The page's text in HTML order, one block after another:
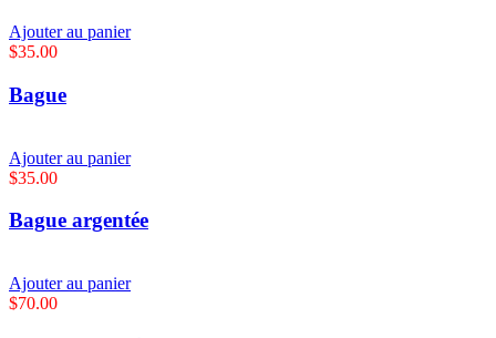
Ajouter au panier
$35.00
Bague
Ajouter au panier
$35.00
Bague argentée
Ajouter au panier
$70.00